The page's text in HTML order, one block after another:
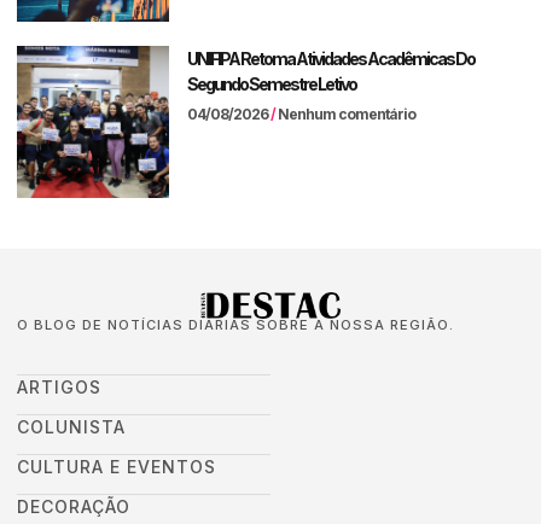
UNIFIPA Retoma Atividades Acadêmicas Do
Segundo Semestre Letivo
04/08/2026 Nenhum comentário
O BLOG DE NOTÍCIAS DIÁRIAS SOBRE A NOSSA REGIÃO.
ARTIGOS
COLUNISTA
CULTURA E EVENTOS
DECORAÇÃO